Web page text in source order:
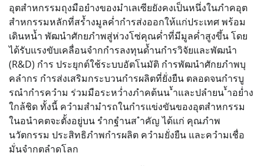
อุตสำหกรรมถุงมือยำงของมำเลเซียยังคงเป็นหนึ่งในภำคอุต
สำหกรรมหลักที่สร้ำงมูลค่ำกำรส่งออกให้แก่ประเทศ พร้อม
เดินหน้ำ พัฒนำศักยภำพสู่ห่วงโซ่คุณค่ำที่มีมูลค่ำสูงขึ้น โดย
ได้รับแรงขับเคลื่อนจำกกำรลงทุนด้ำนกำรวิจัยและพัฒนำ
(R&D) กำร ประยุกต์ใช้ระบบอัตโนมัติ กำรพัฒนำศักยภำพบุ
คลำกร กำรส่งเสริมกระบวนกำรผลิตที่ยั่งยืน ตลอดจนกำรบู
รณำกำรควำม ร่วมมือระหว่ำงภำคต้นน ้ำและปลำยน ้ำอย่ำง
ใกล้ชิด ทั้งนี้ ควำมสำมำรถในกำรแข่งขันของอุตสำหกรรม
ในอนำคตจะตั้งอยู่บน รำกฐำนส ำคัญ ได้แก่ คุณภำพ
นวัตกรรม ประสิทธิภำพกำรผลิต ควำมยั่งยืน และควำมเชื่อ
มั่นจำกตลำดโลก